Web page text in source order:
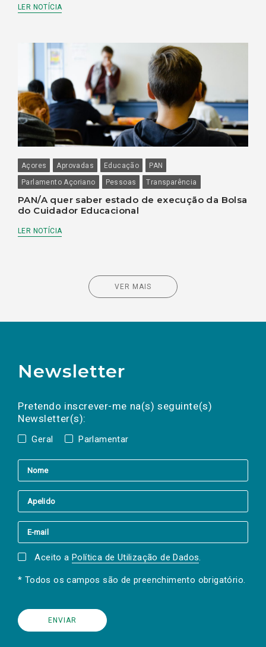
LER NOTÍCIA
Açores Aprovadas Educação
PAN
Parlamento Açoriano
Pessoas Transparência
PAN/A quer saber estado de execução da Bolsa
do Cuidador Educacional
LER NOTÍCIA
VER MAIS
Newsletter
Pretendo inscrever-me na(s) seguinte(s)
Newsletter(s):
Geral Parlamentar
a(s) newsletter(s).
mail
Aceito a Política de Utilização de Dados.
* Todos os campos são de preenchimento obrigatório.